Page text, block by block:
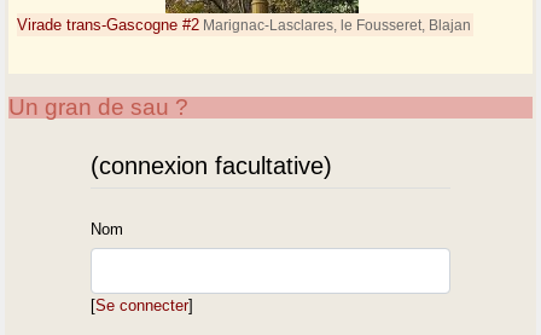
Virade trans-Gascogne #2 Marignac-Lasclares, le Fousseret, Blajan
Un gran de sau ?
(connexion facultative)
Nom
[Se connecter]